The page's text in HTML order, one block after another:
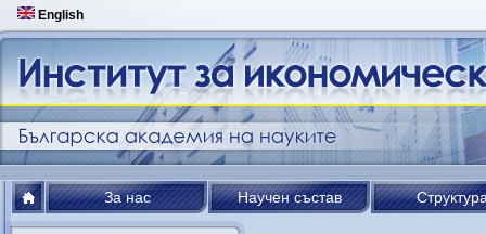
English
За нас Научен състав